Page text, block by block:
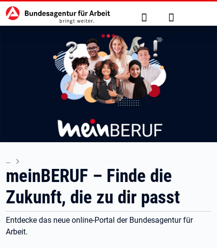
zu den Hauptinhalten springen
Hauptnavigation Suche Anmelden
meinBERUF – Finde die
Zukunft, die zu dir passt
Entdecke das neue online-Portal der Bundesagentur für
Arbeit.